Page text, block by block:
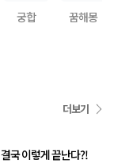
궁합 꿈해몽
더보기
국 이렇게 끝난다?!